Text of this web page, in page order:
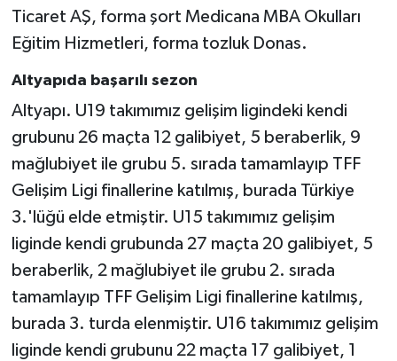
Ticaret AŞ, forma şort Medicana MBA Okulları
Eğitim Hizmetleri, forma tozluk Donas.
Altyapıda başarılı sezon
Altyapı. U19 takımımız gelişim ligindeki kendi
grubunu 26 maçta 12 galibiyet, 5 beraberlik, 9
mağlubiyet ile grubu 5. sırada tamamlayıp TFF
Gelişim Ligi finallerine katılmış, burada Türkiye
3.'lüğü elde etmiştir. U15 takımımız gelişim
liginde kendi grubunda 27 maçta 20 galibiyet, 5
beraberlik, 2 mağlubiyet ile grubu 2. sırada
tamamlayıp TFF Gelişim Ligi finallerine katılmış,
burada 3. turda elenmiştir. U16 takımımız gelişim
liginde kendi grubunu 22 maçta 17 galibiyet, 1